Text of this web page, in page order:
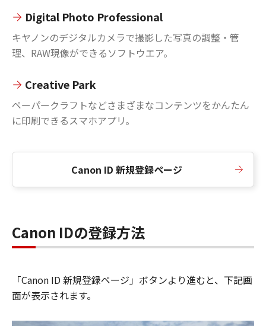
Digital Photo Professional
キヤノンのデジタルカメラで撮影した写真の調整・管
理、RAW現像ができるソフトウエア。
Creative Park
ペーパークラフトなどさまざまなコンテンツをかんたん
に印刷できるスマホアプリ。
Canon ID 新規登録ページ
Canon IDの登録方法
「Canon ID 新規登録ページ」ボタンより進むと、下記画
面が表示されます。